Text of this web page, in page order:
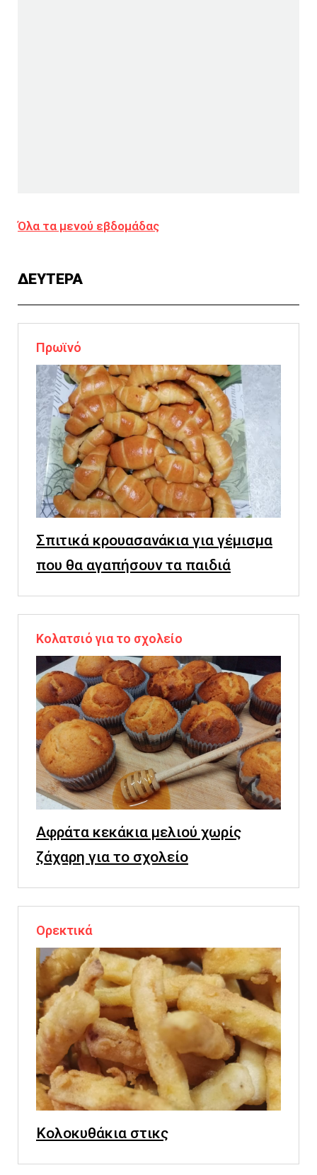
Όλα τα μενού εβδομάδας
ΔΕΥΤΕΡΑ
Πρωϊνό
Σπιτικά κρουασανάκια για γέμισμα
που θα αγαπήσουν τα παιδιά
Κολατσιό για το σχολείο
Αφράτα κεκάκια μελιού χωρίς
ζάχαρη για το σχολείο
Ορεκτικά
Κολοκυθάκια στικς